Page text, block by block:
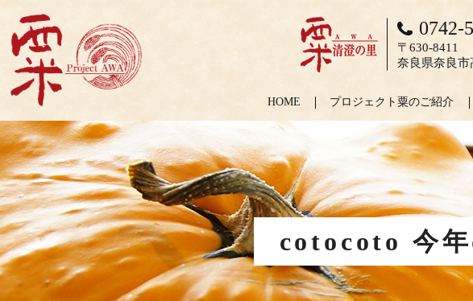
HOME プロジェクト粟のご紹介
0742-
〒630-8411
奈良県奈良
cotocoto 今